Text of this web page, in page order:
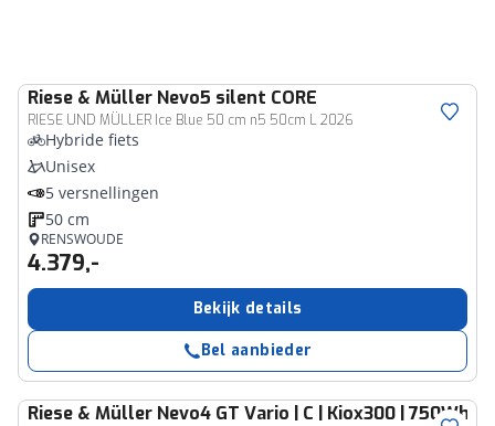
Riese & Müller Nevo5 silent CORE
RIESE UND MÜLLER Ice Blue 50 cm n5 50cm L 2026
Hybride fiets
Unisex
5 versnellingen
50 cm
RENSWOUDE
4.379,-
Bekijk details
Bel aanbieder
Riese & Müller Nevo4 GT Vario | C | Kiox300 | 750Wh